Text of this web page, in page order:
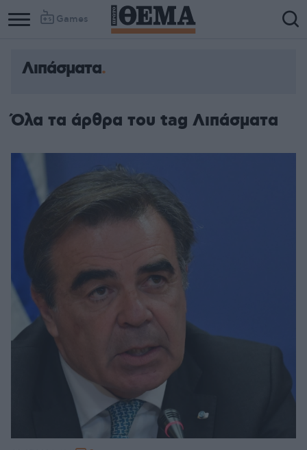
Games
Λιπάσματα
Όλα τα άρθρα του tag Λιπάσματα